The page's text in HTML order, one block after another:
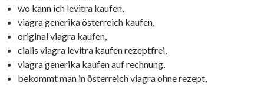
wo kann ich levitra kaufen,
viagra generika österreich kaufen,
original viagra kaufen,
cialis viagra levitra kaufen rezeptfrei,
viagra generika kaufen auf rechnung,
bekommt man in österreich viagra ohne rezept,